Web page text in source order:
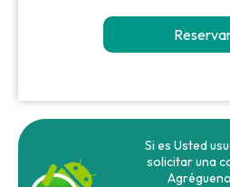
Si es Usted
solicitar una